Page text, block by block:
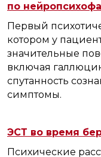
по
Первый
котором у
значительные
включая
спутанность
симптомы.
ЭСТ во время
Психические